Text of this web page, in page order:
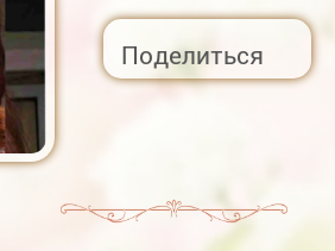
Поделиться